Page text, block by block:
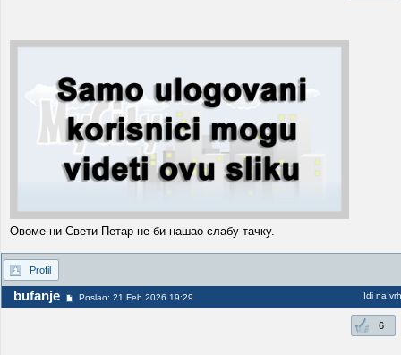
Овоме ни Свети Петар не би нашао слабу тачку.
Profil
bufanje Poslao: 21 Feb 2026 19:29 Idi na vrh
6